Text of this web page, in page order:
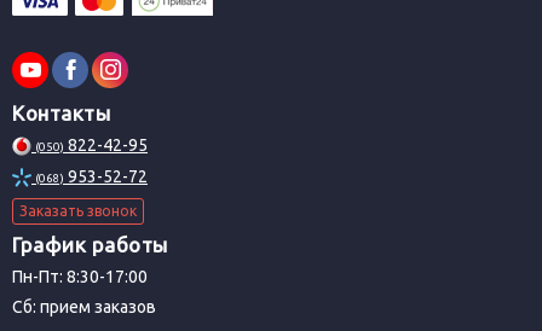
Контакты
(050) 822-42-95
(068) 953-52-72
Заказать звонок
График работы
Пн-Пт: 8:30-17:00
Сб: прием заказов